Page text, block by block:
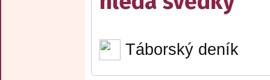
Táborský deník